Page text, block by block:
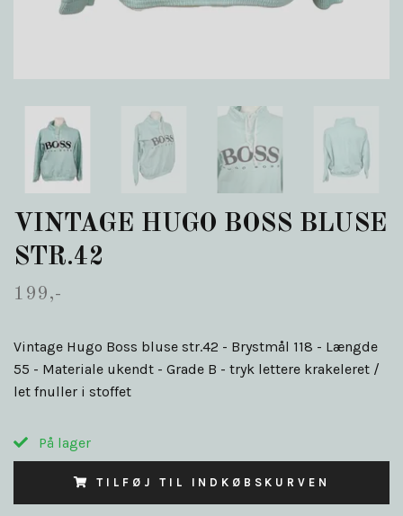
VINTAGE HUGO BOSS BLUSE
STR.42
199,-
Vintage Hugo Boss bluse str.42 - Brystmål 118 - Længde
55 - Materiale ukendt - Grade B - tryk lettere krakeleret /
let fnuller i stoffet
På lager
TILFØJ TIL INDKØBSKURVEN